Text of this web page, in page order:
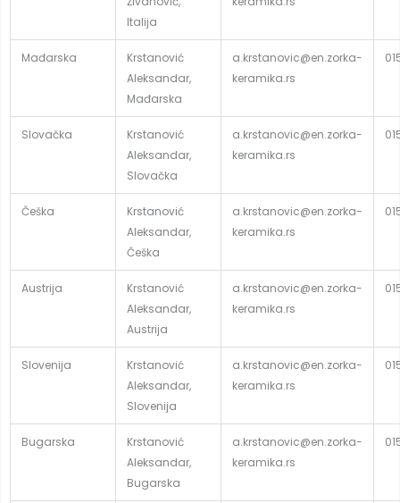
Italija
Mađarska
Krstanović
Aleksandar,
Mađarska
a.krstanovic@en.zorka-
keramika.rs
Slovačka
Krstanović
Aleksandar,
Slovačka
a.krstanovic@en.zorka-
keramika.rs
Češka
Krstanović
Aleksandar,
Češka
a.krstanovic@en.zorka-
keramika.rs
Austrija
Krstanović
Aleksandar,
Austrija
a.krstanovic@en.zorka-
keramika.rs
Slovenija
Krstanović
Aleksandar,
Slovenija
a.krstanovic@en.zorka-
keramika.rs
Bugarska
Krstanović
Aleksandar,
Bugarska
a.krstanovic@en.zorka-
keramika.rs